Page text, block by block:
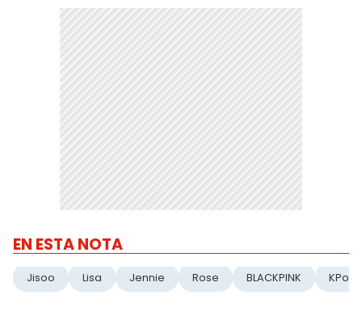
EN ESTA NOTA
Jisoo Lisa Jennie Rose BLACKPINK KPop